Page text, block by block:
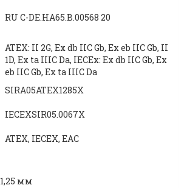
RU C-DE.HA65.B.00568 20
ATEX: II 2G, Ex db IIC Gb, Ex eb IIC Gb, II
1D, Ex ta IIIC Da, IECEx: Ex db IIC Gb, Ex
eb IIC Gb, Ex ta IIIC Da
SIRA05ATEX1285X
IECEXSIR05.0067X
ATEX, IECEX, EAC
1,25 мм